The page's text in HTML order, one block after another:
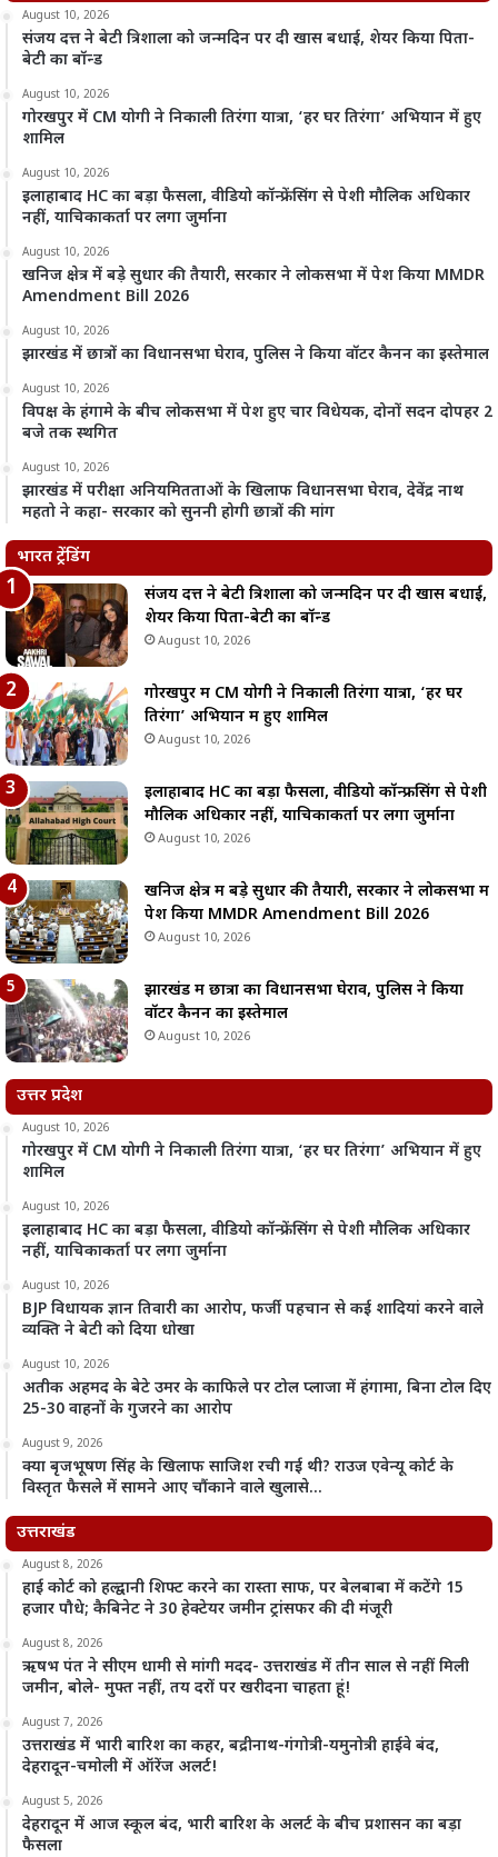
August 10, 2026
संजय दत्त ने बेटी त्रिशाला को जन्मदिन पर दी खास बधाई, शेयर किया पिता-
बेटी का बॉन्ड
August 10, 2026
गोरखपुर में CM योगी ने निकाली तिरंगा यात्रा, ‘हर घर तिरंगा’ अभियान में हुए
शामिल
August 10, 2026
इलाहाबाद HC का बड़ा फैसला, वीडियो कॉन्फ्रेंसिंग से पेशी मौलिक अधिकार
नहीं, याचिकाकर्ता पर लगा जुर्माना
August 10, 2026
खनिज क्षेत्र में बड़े सुधार की तैयारी, सरकार ने लोकसभा में पेश किया MMDR
Amendment Bill 2026
August 10, 2026
झारखंड में छात्रों का विधानसभा घेराव, पुलिस ने किया वॉटर कैनन का इस्तेमाल
August 10, 2026
विपक्ष के हंगामे के बीच लोकसभा में पेश हुए चार विधेयक, दोनों सदन दोपहर 2
बजे तक स्थगित
August 10, 2026
झारखंड में परीक्षा अनियमितताओं के खिलाफ विधानसभा घेराव, देवेंद्र नाथ
महतो ने कहा- सरकार को सुननी होगी छात्रों की मांग
भारत ट्रेंडिंग
संजय दत्त ने बेटी त्रिशाला को जन्मदिन पर दी खास बधाई,
शेयर किया पिता-बेटी का बॉन्ड
August 10, 2026
गोरखपुर में CM योगी ने निकाली तिरंगा यात्रा, ‘हर घर
तिरंगा’ अभियान में हुए शामिल
August 10, 2026
इलाहाबाद HC का बड़ा फैसला, वीडियो कॉन्फ्रेंसिंग से पेशी
मौलिक अधिकार नहीं, याचिकाकर्ता पर लगा जुर्माना
August 10, 2026
खनिज क्षेत्र में बड़े सुधार की तैयारी, सरकार ने लोकसभा में
पेश किया MMDR Amendment Bill 2026
August 10, 2026
झारखंड में छात्रों का विधानसभा घेराव, पुलिस ने किया
वॉटर कैनन का इस्तेमाल
August 10, 2026
उत्तर प्रदेश
August 10, 2026
गोरखपुर में CM योगी ने निकाली तिरंगा यात्रा, ‘हर घर तिरंगा’ अभियान में हुए
शामिल
August 10, 2026
इलाहाबाद HC का बड़ा फैसला, वीडियो कॉन्फ्रेंसिंग से पेशी मौलिक अधिकार
नहीं, याचिकाकर्ता पर लगा जुर्माना
August 10, 2026
BJP विधायक ज्ञान तिवारी का आरोप, फर्जी पहचान से कई शादियां करने वाले
व्यक्ति ने बेटी को दिया धोखा
August 10, 2026
अतीक अहमद के बेटे उमर के काफिले पर टोल प्लाजा में हंगामा, बिना टोल दिए
25-30 वाहनों के गुजरने का आरोप
August 9, 2026
क्या बृजभूषण सिंह के खिलाफ साजिश रची गई थी? राउज एवेन्यू कोर्ट के
विस्तृत फैसले में सामने आए चौंकाने वाले खुलासे…
उत्तराखंड
August 8, 2026
हाई कोर्ट को हल्द्वानी शिफ्ट करने का रास्ता साफ, पर बेलबाबा में कटेंगे 15
हजार पौधे; कैबिनेट ने 30 हेक्टेयर जमीन ट्रांसफर की दी मंजूरी
August 8, 2026
ऋषभ पंत ने सीएम धामी से मांगी मदद- उत्तराखंड में तीन साल से नहीं मिली
जमीन, बोले- मुफ्त नहीं, तय दरों पर खरीदना चाहता हूं!
August 7, 2026
उत्तराखंड में भारी बारिश का कहर, बद्रीनाथ-गंगोत्री-यमुनोत्री हाईवे बंद,
देहरादून-चमोली में ऑरेंज अलर्ट!
August 5, 2026
देहरादून में आज स्कूल बंद, भारी बारिश के अलर्ट के बीच प्रशासन का बड़ा
फैसला